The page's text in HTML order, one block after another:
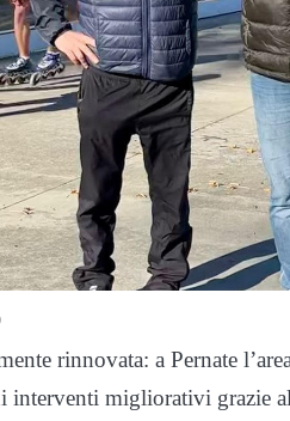
rinnovata: a Pernate
interventi migliorativi grazie